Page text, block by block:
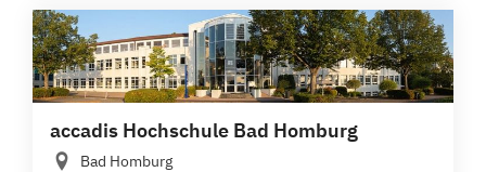
accadis Hochschule Bad Homburg
Bad Homburg